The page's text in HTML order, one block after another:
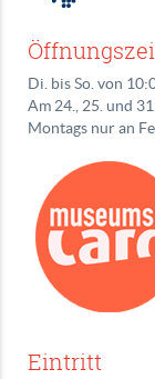
Di. bis So. von
Am 24., 25. und
Montags nur an
Eintritt